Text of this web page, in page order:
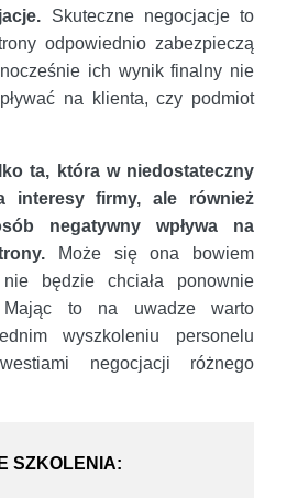
Skuteczne negocjacje to
odpowiednio zabezpieczą
ich wynik finalny nie
na klienta, czy podmiot
ta, która w niedostateczny
interesy firmy, ale również
negatywny wpływa na
Może się ona bowiem
będzie chciała ponownie
Mając to na uwadze warto
wyszkoleniu personelu
negocjacji różnego
SZKOLENIA: